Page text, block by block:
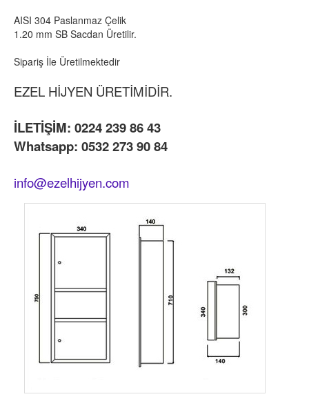
AISI 304 Paslanmaz Çelik
1.20 mm SB Sacdan Üretilir.
Sipariş İle Üretilmektedir
EZEL HİJYEN ÜRETİMİDİR.
İLETİŞİM: 0224 239 86 43
Whatsapp: 0532 273 90 84
info@ezelhijyen.com